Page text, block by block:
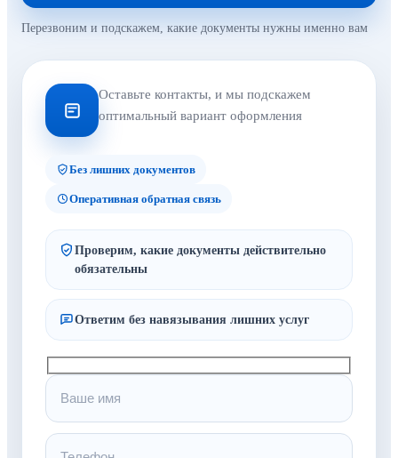
Перезвоним и подскажем, какие документы нужны именно вам
Оставьте контакты, и мы подскажем
оптимальный вариант оформления
Без лишних документов
Оперативная обратная связь
Проверим, какие документы действительно
обязательны
Ответим без навязывания лишних услуг